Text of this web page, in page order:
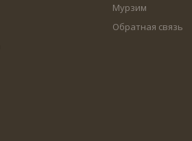
Мурзим
Обратная связь